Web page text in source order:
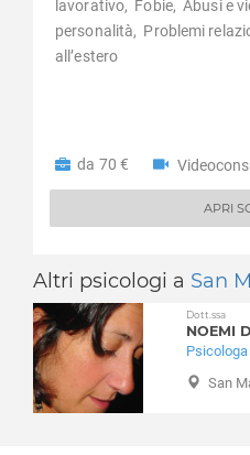
APRI
lavorativo, Fobie, Abusi e
personalità, Problemi
all’estero
da 70 €
Altri psicologi a San
Dott.ssa
NOEMI
San